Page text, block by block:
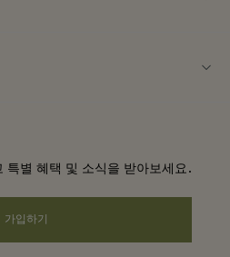
특별 혜택 및 소식을 받아보세요.
가입하기